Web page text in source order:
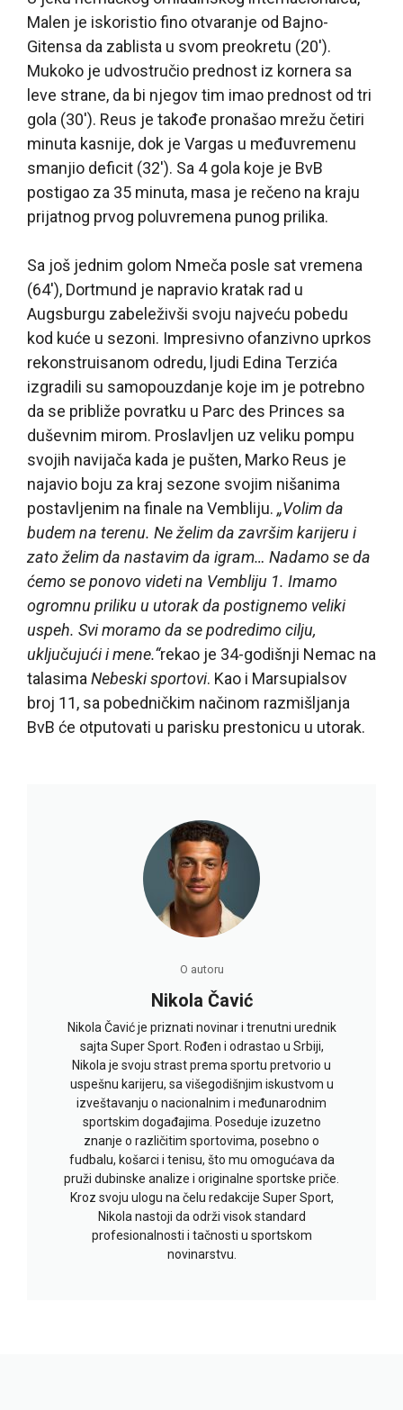
Malen je iskoristio fino otvaranje od Bajno-
Gitensa da zablista u svom preokretu (20′).
Mukoko je udvostručio prednost iz kornera sa
leve strane, da bi njegov tim imao prednost od tri
gola (30′). Reus je takođe pronašao mrežu četiri
minuta kasnije, dok je Vargas u međuvremenu
smanjio deficit (32′). Sa 4 gola koje je BvB
postigao za 35 minuta, masa je rečeno na kraju
prijatnog prvog poluvremena punog prilika.
Sa još jednim golom Nmeča posle sat vremena
(64′), Dortmund je napravio kratak rad u
Augsburgu zabeleživši svoju najveću pobedu
kod kuće u sezoni. Impresivno ofanzivno uprkos
rekonstruisanom odredu, ljudi Edina Terzića
izgradili su samopouzdanje koje im je potrebno
da se približe povratku u Parc des Princes sa
duševnim mirom. Proslavljen uz veliku pompu
svojih navijača kada je pušten, Marko Reus je
najavio boju za kraj sezone svojim nišanima
postavljenim na finale na Vembliju. „Volim da
budem na terenu. Ne želim da završim karijeru i
zato želim da nastavim da igram… Nadamo se da
ćemo se ponovo videti na Vembliju 1. Imamo
ogromnu priliku u utorak da postignemo veliki
uspeh. Svi moramo da se podredimo cilju,
uključujući i mene.“rekao je 34-godišnji Nemac na
talasima Nebeski sportovi. Kao i Marsupialsov
broj 11, sa pobedničkim načinom razmišljanja
BvB će otputovati u parisku prestonicu u utorak.
O autoru
Nikola Čavić
Nikola Čavić je priznati novinar i trenutni urednik
sajta Super Sport. Rođen i odrastao u Srbiji,
Nikola je svoju strast prema sportu pretvorio u
uspešnu karijeru, sa višegodišnjim iskustvom u
izveštavanju o nacionalnim i međunarodnim
sportskim događajima. Poseduje izuzetno
znanje o različitim sportovima, posebno o
fudbalu, košarci i tenisu, što mu omogućava da
pruži dubinske analize i originalne sportske priče.
Kroz svoju ulogu na čelu redakcije Super Sport,
Nikola nastoji da održi visok standard
profesionalnosti i tačnosti u sportskom
novinarstvu.